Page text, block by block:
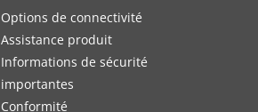
Options de connectivité
Assistance produit
Informations de sécurité
importantes
Conformité